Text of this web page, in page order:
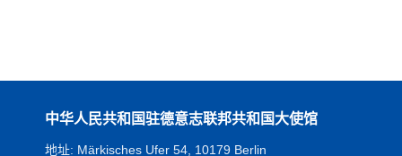
中华人民共和国驻德意志联邦共和国大使馆
地址: Märkisches Ufer 54, 10179 Berlin